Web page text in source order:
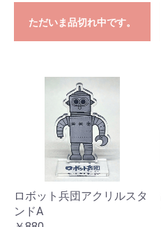
ただいま品切れ中です。
ロボット兵団アクリルスタ
ンドA